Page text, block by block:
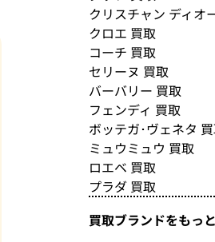
クリスチャン ディオ
クロエ 買取
コーチ 買取
セリーヌ 買取
バーバリー 買取
フェンディ 買取
ボッテガ･ヴェネタ
ミュウミュウ 買取
ロエベ 買取
プラダ 買取
買取ブランドをもっ